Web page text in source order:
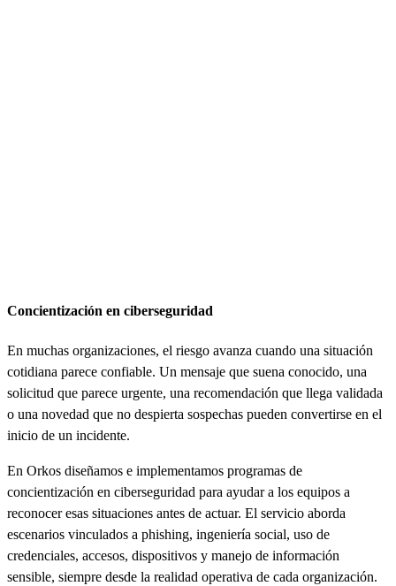
Concientización en ciberseguridad
En muchas organizaciones, el riesgo avanza cuando una situación
cotidiana parece confiable. Un mensaje que suena conocido, una
solicitud que parece urgente, una recomendación que llega validada
o una novedad que no despierta sospechas pueden convertirse en el
inicio de un incidente.
En Orkos diseñamos e implementamos programas de
concientización en ciberseguridad para ayudar a los equipos a
reconocer esas situaciones antes de actuar. El servicio aborda
escenarios vinculados a phishing, ingeniería social, uso de
credenciales, accesos, dispositivos y manejo de información
sensible, siempre desde la realidad operativa de cada organización.